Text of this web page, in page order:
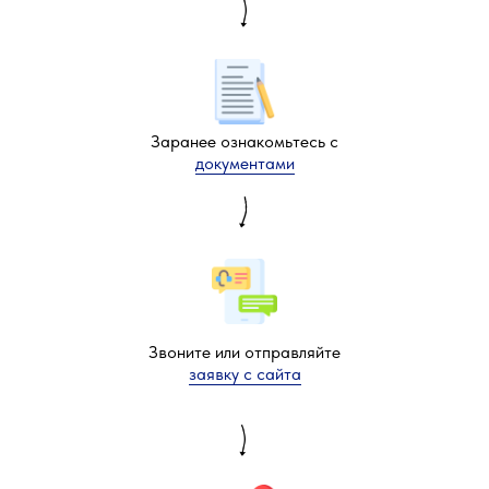
Заранее ознакомьтесь с
документами
Звоните или отправляйте
заявку с сайта